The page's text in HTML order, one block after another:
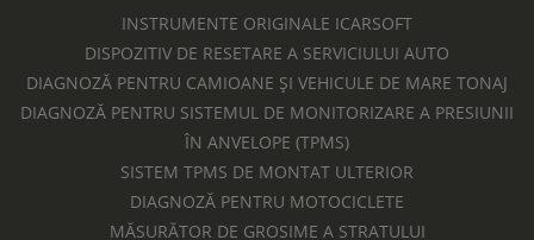
INSTRUMENTE ORIGINALE ICARSOFT
DISPOZITIV DE RESETARE A SERVICIULUI AUTO
DIAGNOZĂ PENTRU CAMIOANE ȘI VEHICULE DE MARE TONAJ
DIAGNOZĂ PENTRU SISTEMUL DE MONITORIZARE A PRESIUNII
ÎN ANVELOPE (TPMS)
SISTEM TPMS DE MONTAT ULTERIOR
DIAGNOZĂ PENTRU MOTOCICLETE​
MĂSURĂTOR DE GROSIME A STRATULUI